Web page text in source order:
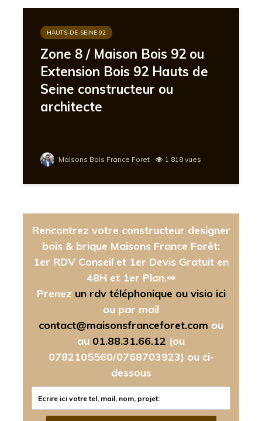
HAUTS-DE-SEINE 92
Zone 8 / Maison Bois 92 ou
Extension Bois 92 Hauts de
Seine constructeur ou
architecte
Maisons Bois France Foret 1 818 vues
Rencontrez votre constructeur designer
bois & brique Maisons France Forêt:
1er RDV Conseil et 1er Devis Gratuit en
48H et 1er Plan.⇒
Prenez un rdv téléphonique ou visio ici
ou par mail
contact@maisonsfranceforet.com ou
au 01.88.31.66.12 (ou
0782105560/0768703923) ou ci-
dessous